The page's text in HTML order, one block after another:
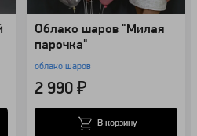
Облако шаров "Милая
парочка"
облако шаров
2 990 ₽
В корзину